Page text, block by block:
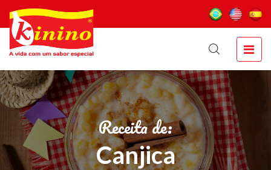
Receita de:
Canjica